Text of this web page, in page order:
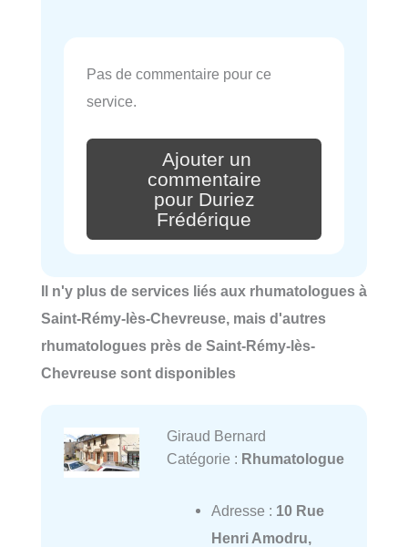
Pas de commentaire pour ce
service.
Ajouter un
commentaire
pour Duriez
Frédérique
Il n'y plus de services liés aux rhumatologues à
Saint-Rémy-lès-Chevreuse, mais d'autres
rhumatologues près de Saint-Rémy-lès-
Chevreuse sont disponibles
Giraud Bernard
Catégorie : Rhumatologue
Adresse : 10 Rue
Henri Amodru,